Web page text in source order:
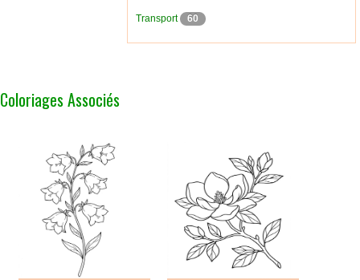
Transport 60
Coloriages Associés